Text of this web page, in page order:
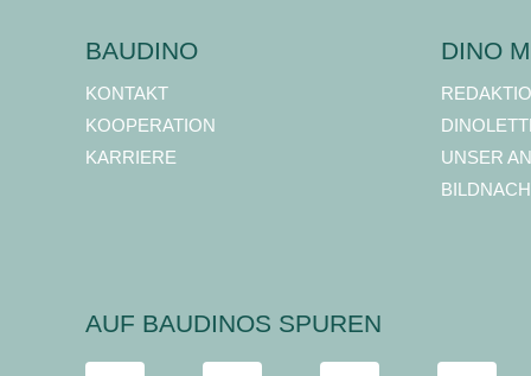
BAUDINO
KONTAKT
KOOPERATION
KARRIERE
DINO
UNSER
AUF BAUDINOS SPUREN